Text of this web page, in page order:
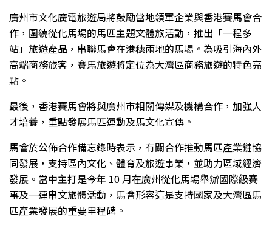
廣州市文化廣電旅遊局將鼓勵當地領軍企業與香港賽馬會合
作，圍繞從化馬場的馬匹主題文體旅活動，推出「一程多
站」旅遊產品，串聯馬會在港穗兩地的馬場。為吸引海內外
高端商務旅客，賽馬旅遊將定位為大灣區商務旅遊的特色亮
點。
最後，香港賽馬會將與廣州市相關傳媒及機構合作，加強人
才培養，重點發展馬匹運動及馬文化宣傳。
馬會於公佈合作備忘錄時表示，有關合作推動馬匹產業鏈協
同發展，支持區內文化、體育及旅遊事業，並助力區域經濟
發展。當中主打是今年 10 月在廣州從化馬場舉辦國際級賽
事及一連串文旅體活動，馬會形容這是支持國家及大灣區馬
匹產業發展的重要里程碑。